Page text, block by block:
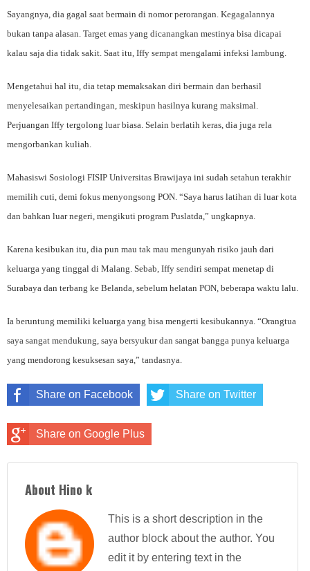
Sayangnya, dia gagal saat bermain di nomor perorangan. Kegagalannya
bukan tanpa alasan. Target emas yang dicanangkan mestinya bisa dicapai
kalau saja dia tidak sakit. Saat itu, Iffy sempat mengalami infeksi lambung.
Mengetahui hal itu, dia tetap memaksakan diri bermain dan berhasil
menyelesaikan pertandingan, meskipun hasilnya kurang maksimal.
Perjuangan Iffy tergolong luar biasa. Selain berlatih keras, dia juga rela
mengorbankan kuliah.
Mahasiswi Sosiologi FISIP Universitas Brawijaya ini sudah setahun terakhir
memilih cuti, demi fokus menyongsong PON. “Saya harus latihan di luar kota
dan bahkan luar negeri, mengikuti program Puslatda,” ungkapnya.
Karena kesibukan itu, dia pun mau tak mau mengunyah risiko jauh dari
keluarga yang tinggal di Malang. Sebab, Iffy sendiri sempat menetap di
Surabaya dan terbang ke Belanda, sebelum helatan PON, beberapa waktu lalu.
Ia beruntung memiliki keluarga yang bisa mengerti kesibukannya. “Orangtua
saya sangat mendukung, saya bersyukur dan sangat bangga punya keluarga
yang mendorong kesuksesan saya,” tandasnya.
Share on Facebook Share on Twitter
Share on Google Plus
About Hino k
This is a short description in the
author block about the author. You
edit it by entering text in the